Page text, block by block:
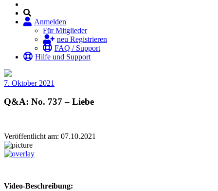
Anmelden
Für Mitglieder
neu Registrieren
FAQ / Support
Hilfe und Support
7. Oktober 2021
Q&A: No. 737 – Liebe
Veröffentlicht am: 07.10.2021
Video-Beschreibung: